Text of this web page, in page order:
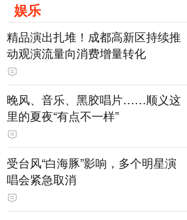
娱乐
精品演出扎堆！成都高新区持续推
动观演流量向消费增量转化
晚风、音乐、黑胶唱片……顺义这
里的夏夜“有点不一样”
受台风“白海豚”影响，多个明星演
唱会紧急取消